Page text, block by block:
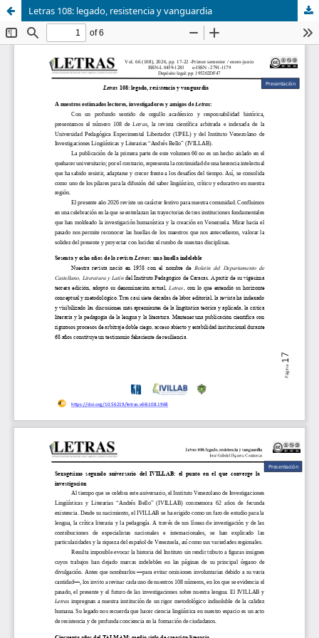
Letras 108: legado, resistencia y vanguardia